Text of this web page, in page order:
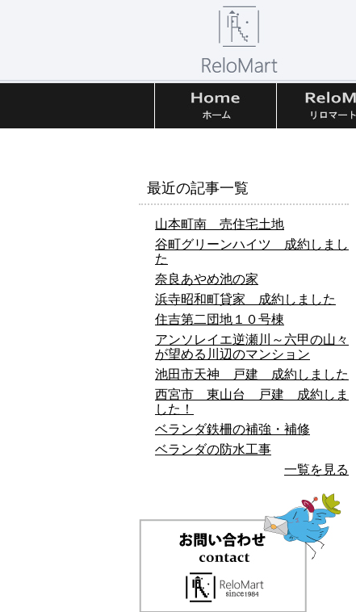
最近の記事一覧
山本町南 売住宅土地
谷町グリーンハイツ 成約しまし
た
奈良あやめ池の家
浜寺昭和町貸家 成約しました
住吉第二団地１０号棟
アンソレイエ逆瀬川～六甲の山々
が望める川辺のマンション
池田市天神 戸建 成約しました
西宮市 東山台 戸建 成約しま
した！
ベランダ鉄柵の補強・補修
ベランダの防水工事
一覧を見る